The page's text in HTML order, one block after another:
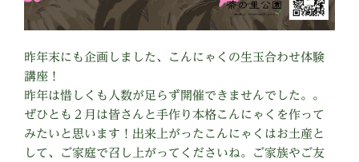
昨年末にも企画しました、こんにゃくの生玉合わせ体験
講座！
昨年は惜しくも人数が足らず開催できませんでした。。
ぜひとも２月は皆さんと手作り本格こんにゃくを作って
みたいと思います！出来上がったこんにゃくはお土産と
して、ご家庭で召し上がってくださいね。ご家族やご友